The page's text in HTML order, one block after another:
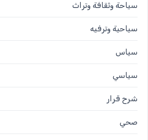
سياحة وثقافة وتراث
سياحية وترفيه
سياس
سياسي
شرح قرار
صحي